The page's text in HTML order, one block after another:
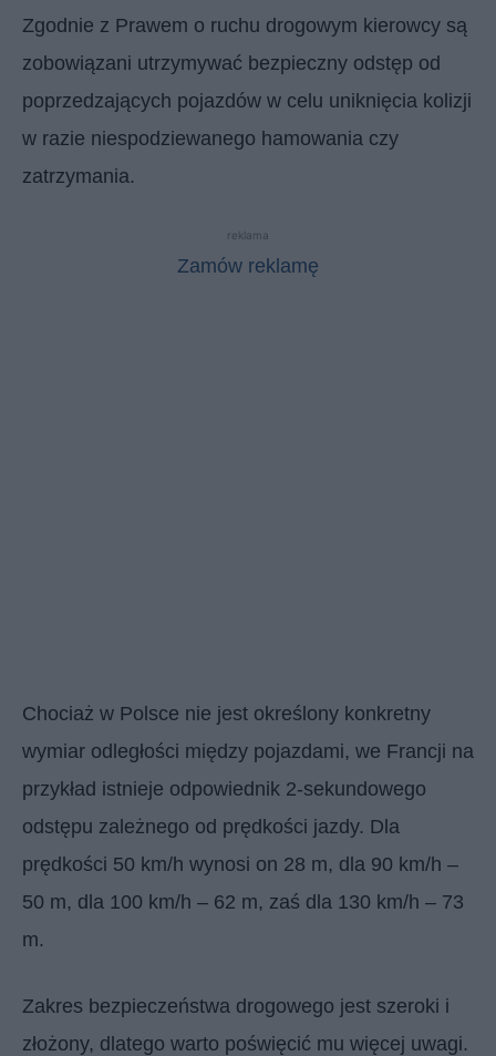
Zgodnie z Prawem o ruchu drogowym kierowcy są
zobowiązani utrzymywać bezpieczny odstęp od
poprzedzających pojazdów w celu uniknięcia kolizji
w razie niespodziewanego hamowania czy
zatrzymania.
reklama
Zamów reklamę
Chociaż w Polsce nie jest określony konkretny
wymiar odległości między pojazdami, we Francji na
przykład istnieje odpowiednik 2-sekundowego
odstępu zależnego od prędkości jazdy. Dla
prędkości 50 km/h wynosi on 28 m, dla 90 km/h –
50 m, dla 100 km/h – 62 m, zaś dla 130 km/h – 73
m.
Zakres bezpieczeństwa drogowego jest szeroki i
złożony, dlatego warto poświęcić mu więcej uwagi.